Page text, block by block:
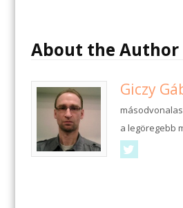
About the Author
Giczy
a legöregebb